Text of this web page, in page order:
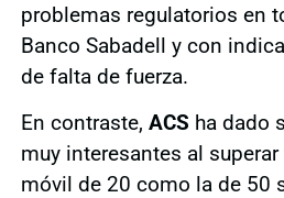
problemas regulatorios en
Banco Sabadell y con
de falta de fuerza.
En contraste, ACS ha dado
muy interesantes al
móvil de 20 como la de 50